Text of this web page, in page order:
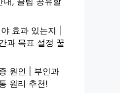
효과 있는지 |
과 목표 설정 꿀
원인 | 부인과
원리 추천!